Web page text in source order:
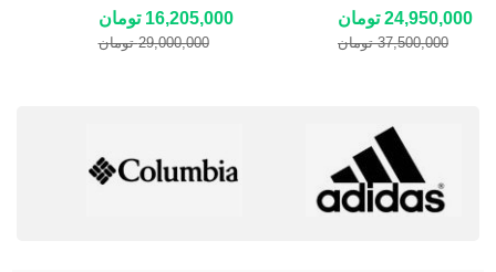
Cloudsteppers Faux Fur Slip-
24,950,000 تومان
37,500,000 تومان
Jordan Ann Craig Bravada 2
Thermo
16,205,000 تومان
29,000,000 تومان